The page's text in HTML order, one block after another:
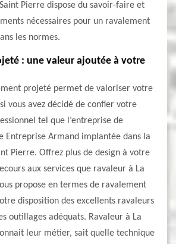
Pierre dispose du savoir-faire et
nécessaires pour un ravalement
les normes.
: une valeur ajoutée à votre
projeté permet de valoriser votre
vous avez décidé de confier votre
tel que l’entreprise de
Entreprise Armand implantée dans la
Pierre. Offrez plus de design à votre
aux services que ravaleur à La
propose en termes de ravalement
disposition des excellents ravaleurs
outillages adéquats. Ravaleur à La
leur métier, sait quelle technique